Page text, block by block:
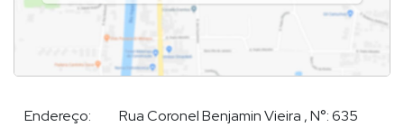
Endereço: Rua Coronel Benjamin Vieira ,N°:635